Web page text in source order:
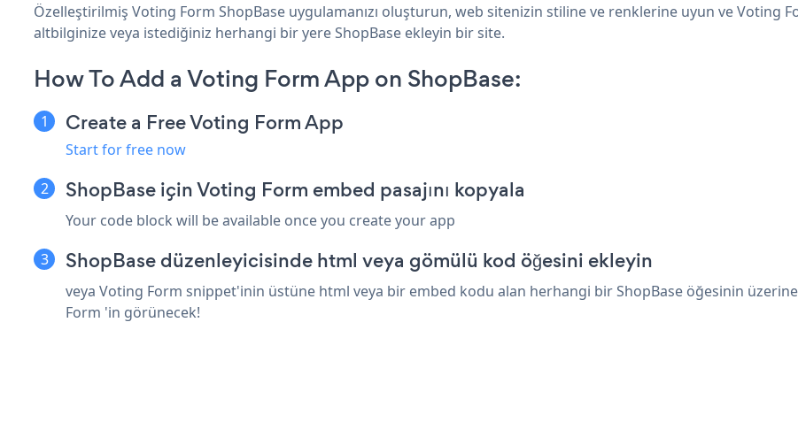
Özelleştirilmiş Voting Form ShopBase uygulamanızı oluşturun, web sitenizin stiline ve renklerine uyun ve Voting
altbilginize veya istediğiniz herhangi bir yere ShopBase ekleyin bir site.
How To Add a Voting Form App on ShopBase:
Create a Free Voting Form App
Start for free now
ShopBase için Voting Form embed pasajını kopyala
Your code block will be available once you create your app
ShopBase düzenleyicisinde html veya gömülü kod öğesini ekleyin
veya Voting Form snippet'inin üstüne html veya bir embed kodu alan herhangi bir ShopBase öğesinin üzerine
Form 'in görünecek!